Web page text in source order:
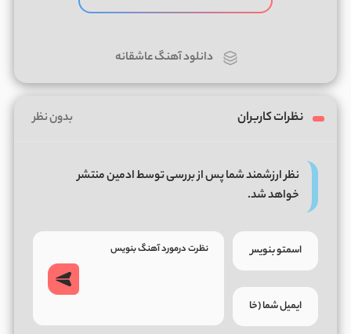
دانلود آهنگ عاشقانه
نظرات کاربران بدون نظر
نظر ارزشمند شما پس از بررسی توسط ادمین منتشر
خواهد شد.